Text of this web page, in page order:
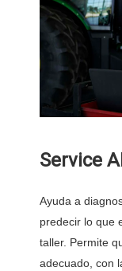
Service
Ayuda a
predecir lo que
taller. Permite
adecuado, con